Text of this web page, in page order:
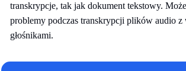
transkrypcje, tak jak dokument tekstowy.
problemy podczas transkrypcji plików audio z
głośnikami.